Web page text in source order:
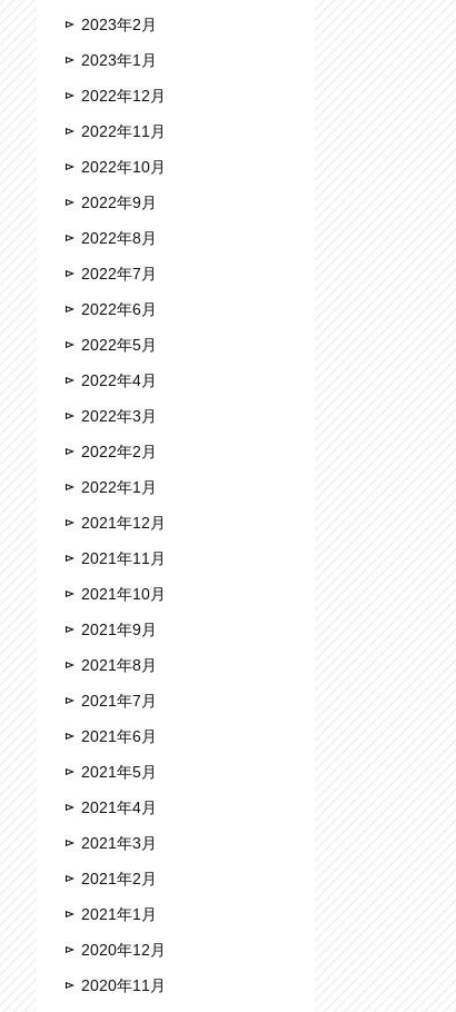
2023年2月
2023年1月
2022年12月
2022年11月
2022年10月
2022年9月
2022年8月
2022年7月
2022年6月
2022年5月
2022年4月
2022年3月
2022年2月
2022年1月
2021年12月
2021年11月
2021年10月
2021年9月
2021年8月
2021年7月
2021年6月
2021年5月
2021年4月
2021年3月
2021年2月
2021年1月
2020年12月
2020年11月